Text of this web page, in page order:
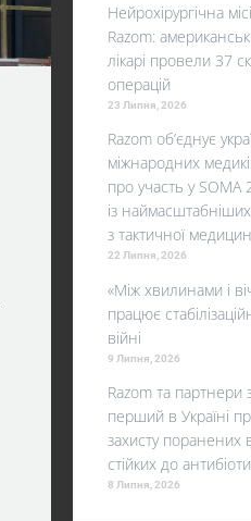
Нейрохірургічна
Razom:
лікарі провели 37
операцій
23 Липня, 2026
Razom об’єднує
міжнародних
про участь у
із
з тактичної
22 Липня, 2026
«Між хвилинами і
працює
війні
9 Липня, 2026
Razom та партнери
перший в Україні
захисту поранених
стійких до
8 Липня, 2026